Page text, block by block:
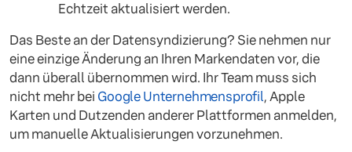
Echtzeit aktualisiert werden.
Das Beste an der Datensyndizierung? Sie nehmen nur
eine einzige Änderung an Ihren Markendaten vor, die
dann überall übernommen wird. Ihr Team muss sich
nicht mehr bei Google Unternehmensprofil, Apple
Karten und Dutzenden anderer Plattformen anmelden,
um manuelle Aktualisierungen vorzunehmen.